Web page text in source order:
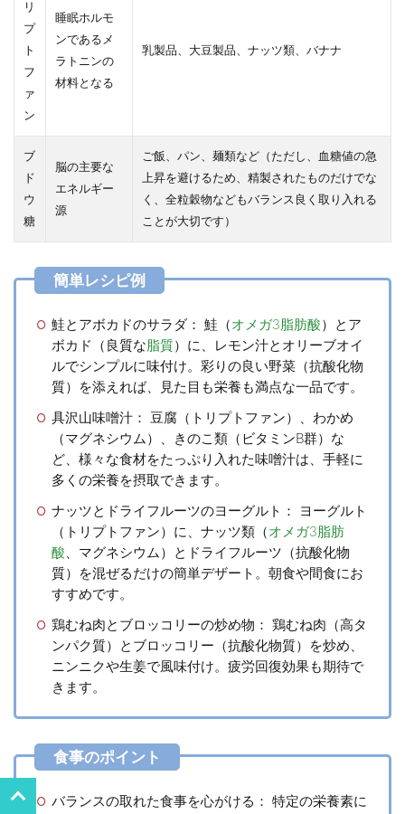
リ
プ
ト
フ
ァ
ン
睡眠ホルモ
ンであるメ
ラトニンの
材料となる
乳製品、大豆製品、ナッツ類、バナナ
ブ
ド
ウ
糖
脳の主要な
エネルギー
源
ご飯、パン、麺類など（ただし、血糖値の急
上昇を避けるため、精製されたものだけでな
く、全粒穀物などもバランス良く取り入れる
ことが大切です）
鮭とアボカドのサラダ： 鮭（ オメガ3脂肪酸 ）とア
ボカド（良質な脂質）に、レモン汁とオリーブオイ
ルでシンプルに味付け。彩りの良い野菜（抗酸化物
質）を添えれば、見た目も栄養も満点な一品です。
具沢山味噌汁：
豆腐（トリプトファン）、わかめ
（マグネシウム）、きのこ類（ビタミンB群）な
ど、様々な食材をたっぷり入れた味噌汁は、手軽に
多くの栄養を摂取できます。
ナッツとドライフルーツのヨーグルト：
ヨーグルト
（トリプトファン）に、ナッツ類（ オメガ3脂肪
酸 、マグネシウム）とドライフルーツ（抗酸化物
質）を混ぜるだけの簡単デザート。朝食や間食にお
すすめです。
鶏むね肉とブロッコリーの炒め物：
鶏むね肉（高タ
ンパク質）とブロッコリー（抗酸化物質）を炒め、
ニンニクや生姜で風味付け。疲労回復効果も期待で
きます。
バランスの取れた食事を心がける： 特定の栄養素に